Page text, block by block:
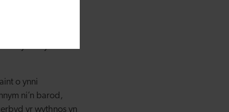
amlwg i ni,
byddwn
o ynni
ni’n barod,
yr wythnos yn